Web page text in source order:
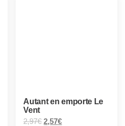
Autant en emporte Le
Vent
2,97€ 2,57€